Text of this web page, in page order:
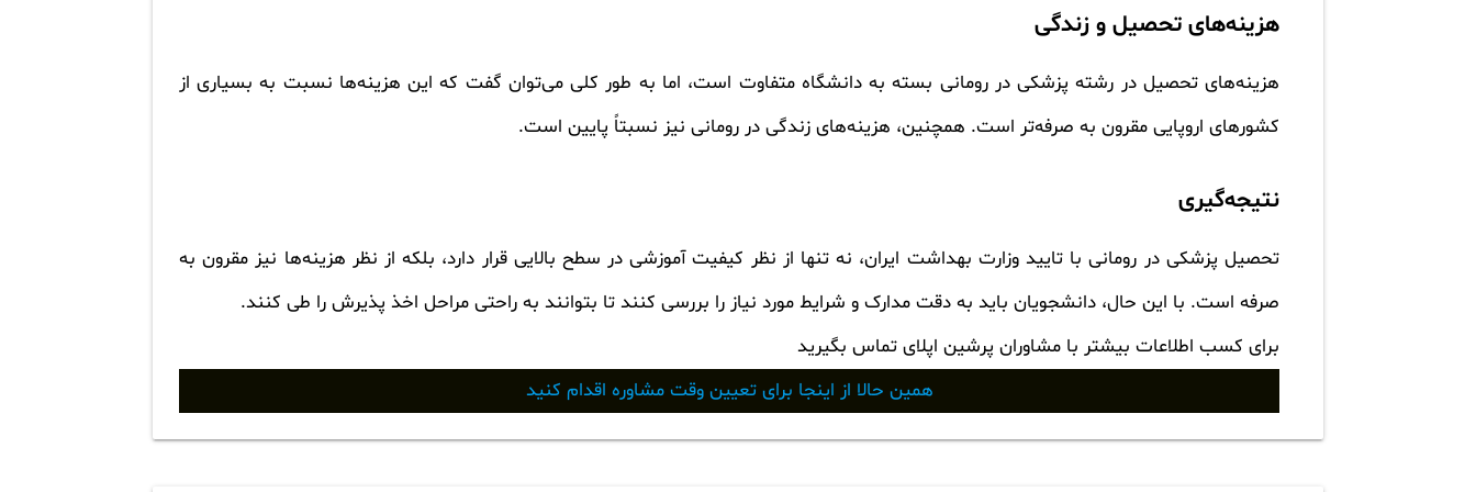
هزینه‌های تحصیل و زندگی
هزینه‌های تحصیل در رشته پزشکی در رومانی بسته به دانشگاه متفاوت است، اما به طور کلی می‌توان گفت که این هزینه‌ها نسبت به بسیاری از
کشورهای اروپایی مقرون به صرفه‌تر است. همچنین، هزینه‌های زندگی در رومانی نیز نسبتاً پایین است.
نتیجه‌گیری
تحصیل پزشکی در رومانی با تایید وزارت بهداشت ایران، نه تنها از نظر کیفیت آموزشی در سطح بالایی قرار دارد، بلکه از نظر هزینه‌ها نیز مقرون به
صرفه است. با این حال، دانشجویان باید به دقت مدارک و شرایط مورد نیاز را بررسی کنند تا بتوانند به راحتی مراحل اخذ پذیرش را طی کنند.
برای کسب اطلاعات بیشتر با مشاوران پرشین اپلای تماس بگیرید
همین حالا از اینجا برای تعیین وقت مشاوره اقدام کنید